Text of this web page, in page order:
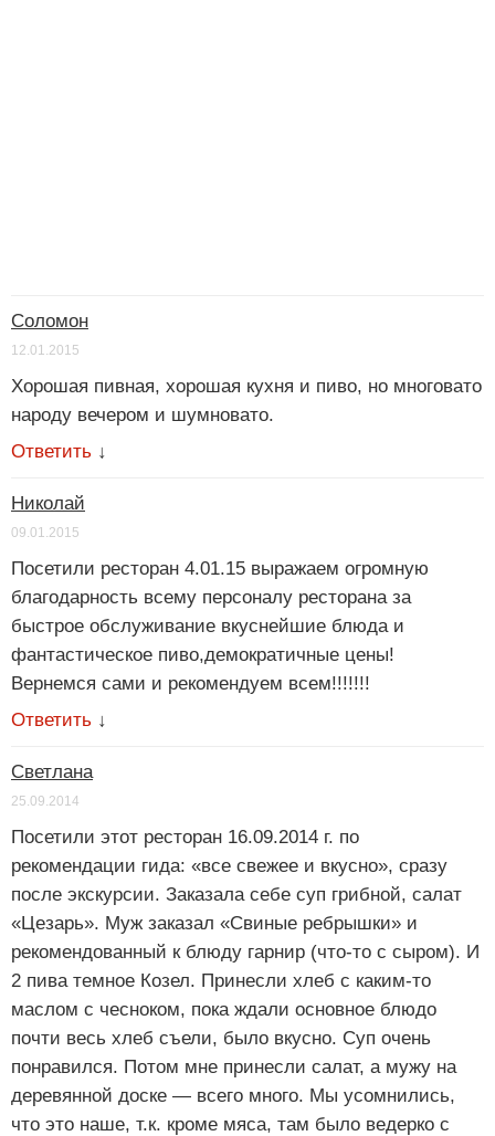
Соломон
12.01.2015
Хорошая пивная, хорошая кухня и пиво, но многовато
народу вечером и шумновато.
Ответить ↓
Николай
09.01.2015
Посетили ресторан 4.01.15 выражаем огромную
благодарность всему персоналу ресторана за
быстрое обслуживание вкуснейшие блюда и
фантастическое пиво,демократичные цены!
Вернемся сами и рекомендуем всем!!!!!!!
Ответить ↓
Светлана
25.09.2014
Посетили этот ресторан 16.09.2014 г. по
рекомендации гида: «все свежее и вкусно», сразу
после экскурсии. Заказала себе суп грибной, салат
«Цезарь». Муж заказал «Свиные ребрышки» и
рекомендованный к блюду гарнир (что-то с сыром). И
2 пива темное Козел. Принесли хлеб с каким-то
маслом с чесноком, пока ждали основное блюдо
почти весь хлеб съели, было вкусно. Суп очень
понравился. Потом мне принесли салат, а мужу на
деревянной доске — всего много. Мы усомнились,
что это наше, т.к. кроме мяса, там было ведерко с